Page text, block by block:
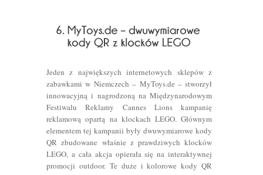
Jeden z największych internetowych sklepów z
zabawkami w Niemczech – MyToys.de – stworzył
innowacyjną i nagrodzoną na Międzynarodowym
Festiwalu Reklamy Cannes Lions kampanię
reklamową opartą na klockach LEGO. Głównym
elementem tej kampanii były dwuwymiarowe kody
QR zbudowane właśnie z prawdziwych klocków
LEGO, a cała akcja opierała się na interaktywnej
promocji outdoor. Te duże i kolorowe kody QR